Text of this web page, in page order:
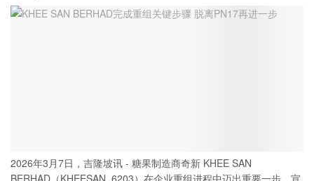
2026年3月7日，吉隆坡讯 - 糖果制造商奇新 KHEE SAN
BERHAD（KHEESAN, 6203）在企业重组进程中迈出重要一步，宣